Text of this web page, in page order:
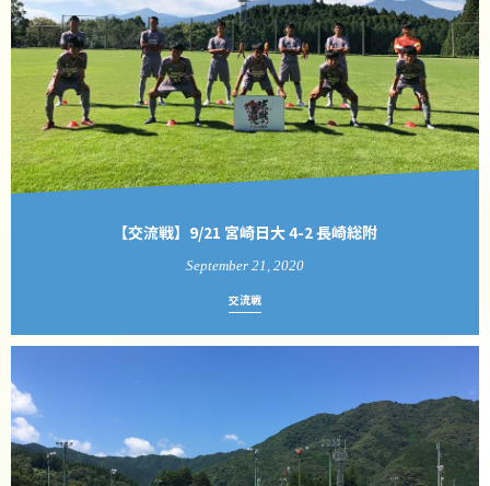
【交流戦】9/21 宮崎日大 4-2 長崎総附
September 21 2020
交流戦